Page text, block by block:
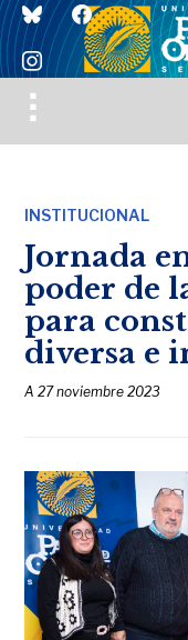
blueskyfacebook
instagram
Toggle
sidebar
INSTITUCIONAL
Jornada
poder de
para
diversa e
A27 noviembre 2023